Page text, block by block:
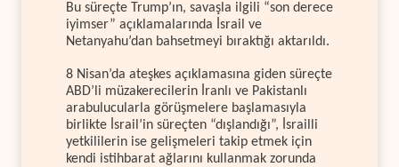
Bu süreçte Trump’ın, savaşla ilgili “son derece
iyimser” açıklamalarında İsrail ve
Netanyahu’dan bahsetmeyi bıraktığı aktarıldı.
8 Nisan’da ateşkes açıklamasına giden süreçte
ABD’li müzakerecilerin İranlı ve Pakistanlı
arabulucularla görüşmelere başlamasıyla
birlikte İsrail’in süreçten “dışlandığı”, İsrailli
yetkililerin ise gelişmeleri takip etmek için
kendi istihbarat ağlarını kullanmak zorunda